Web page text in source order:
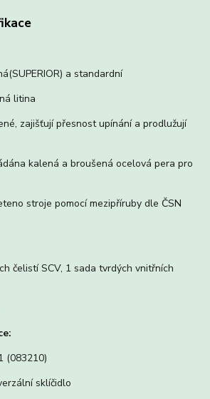
a standardní
litina
zajišťují přesnost upínání a prodlužují
kalená a broušená ocelová pera pro
stroje pomocí mezipříruby dle ČSN
čelistí SCV, 1 sada tvrdých vnitřních
(083210)
sklíčidlo